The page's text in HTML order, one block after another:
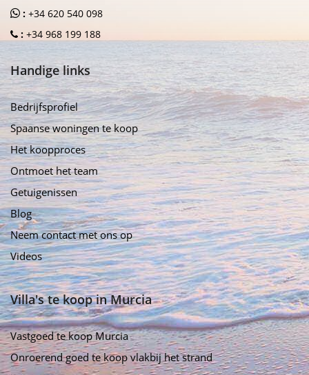
: +34 620 540 098
: +34 968 199 188
Handige links
Bedrijfsprofiel
Spaanse woningen te koop
Het koopproces
Ontmoet het team
Getuigenissen
Blog
Neem contact met ons op
Videos
Villa's te koop in Murcia
Vastgoed te koop Murcia
Onroerend goed te koop vlakbij het strand